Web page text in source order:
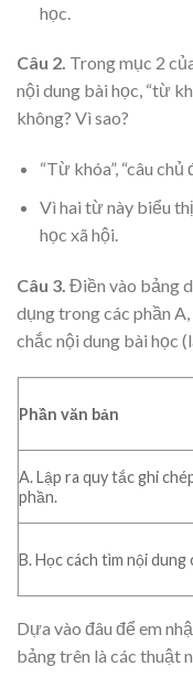
học.
Câu 2. Trong mục 2
nội dung bài học, “từ
không? Vì sao?
“Từ khóa”, “câu
Vì hai từ này biểu
học xã hội.
Câu 3. Điền vào bảng
dụng trong các phần
chắc nội dung bài học
Phần văn bản
A. Lập ra quy tắc ghi
phần.
B. Học cách tìm nội dung
Dựa vào đâu để em
bảng trên là các thuật